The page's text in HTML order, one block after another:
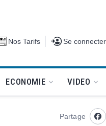
Nos Tarifs Se connecter
Se connecter
ECONOMIE VIDEO
Partage